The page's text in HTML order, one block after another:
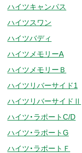
ハイツキャンパス
ハイツスワン
ハイツバディ
ハイツメモリーA
ハイツメモリーＢ
ハイツリバーサイド1
ハイツリバーサイドⅡ
ハイツ・ラポートC/D
ハイツ・ラポートG
ハイツ・ラポートＦ